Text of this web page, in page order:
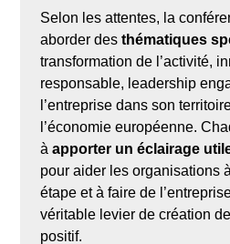
Selon les attentes, la
aborder desthématiques
transformation de l’activité,
responsable, leadership
l’entreprise dans son
l’économie européenne.
àapporter un éclairage
pour aider les organisations
étape et à faire de
véritable levier de création
positif.